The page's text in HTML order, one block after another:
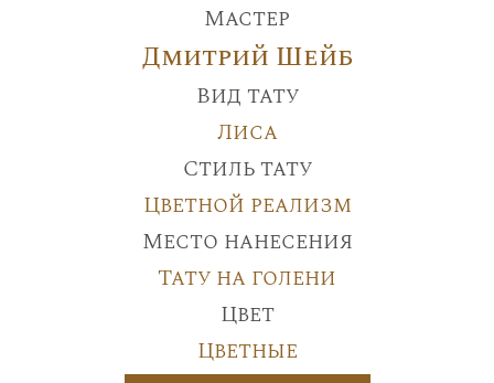
Мастер
Дмитрий Шейб
Вид тату
Лиса
Стиль тату
Цветной реализм
Место нанесения
Тату на голени
Цвет
Цветные